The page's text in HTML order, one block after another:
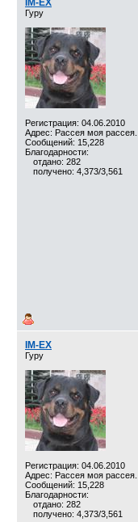
IM-EX
Гуру
Регистрация: 04.06.2010
Адрес: Рассея моя рассея...
Сообщений: 15,228
Благодарности:
отдано: 282
получено: 4,373/3,561
IM-EX
Гуру
Регистрация: 04.06.2010
Адрес: Рассея моя рассея...
Сообщений: 15,228
Благодарности:
отдано: 282
получено: 4,373/3,561